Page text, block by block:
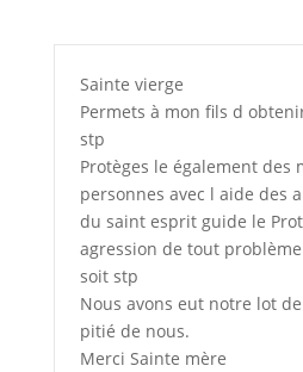
Sainte vierge
Permets à mon fils d
stp
Protèges le également des
personnes avec l aide des
du saint esprit guide le
agression de tout
soit stp
Nous avons eut notre lot
pitié de nous.
Merci Sainte mère